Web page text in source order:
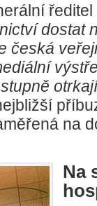
ředitel
dostat
česká
na
Na